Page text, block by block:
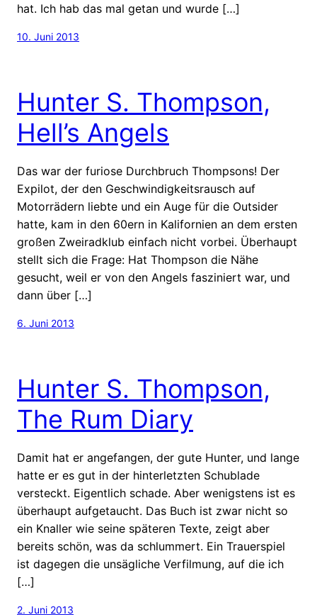
hat. Ich hab das mal getan und wurde […]
10. Juni 2013
Hunter S. Thompson,
Hell’s Angels
Das war der furiose Durchbruch Thompsons! Der
Expilot, der den Geschwindigkeitsrausch auf
Motorrädern liebte und ein Auge für die Outsider
hatte, kam in den 60ern in Kalifornien an dem ersten
großen Zweiradklub einfach nicht vorbei. Überhaupt
stellt sich die Frage: Hat Thompson die Nähe
gesucht, weil er von den Angels fasziniert war, und
dann über […]
6. Juni 2013
Hunter S. Thompson,
The Rum Diary
Damit hat er angefangen, der gute Hunter, und lange
hatte er es gut in der hinterletzten Schublade
versteckt. Eigentlich schade. Aber wenigstens ist es
überhaupt aufgetaucht. Das Buch ist zwar nicht so
ein Knaller wie seine späteren Texte, zeigt aber
bereits schön, was da schlummert. Ein Trauerspiel
ist dagegen die unsägliche Verfilmung, auf die ich
[…]
2. Juni 2013